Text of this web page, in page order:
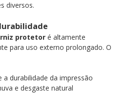
diversos.
protetor é altamente
para uso externo prolongado. O
durabilidade da impressão
e desgaste natural